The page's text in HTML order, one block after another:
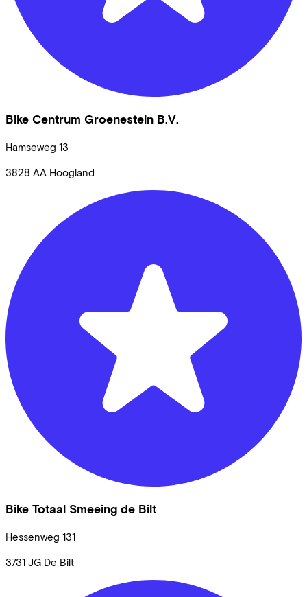
Bike Centrum Groenestein B.V.
Hamseweg 13
3828 AA Hoogland
Bike Totaal Smeeing de Bilt
Hessenweg 131
3731 JG De Bilt